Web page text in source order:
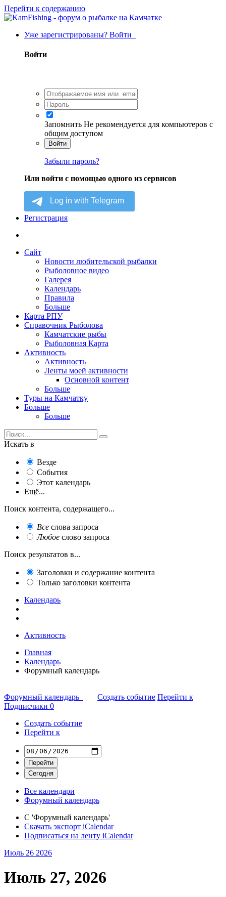
Перейти к содержанию
Уже зарегистрированы? Войти
Войти
Запомнить Не рекомендуется для компьютеров с
общим доступом
Войти
Забыли пароль?
Или войти с помощью одного из сервисов
Регистрация
Сайт
Новости любительской рыбалки
Рыболовное видео
Галерея
Календарь
Правила
Больше
Карта РПУ
Справочник Рыболова
Камчатские рыбы
Рыболовная Карта
Активность
Активность
Ленты моей активности
Основной контент
Больше
Туры на Камчатку
Больше
Больше
Искать в
Везде
События
Этот календарь
Ещё...
Поиск контента, содержащего...
Все слова запроса
Любое слово запроса
Поиск результатов в...
Заголовки и содержание контента
Только заголовки контента
Календарь
Активность
Главная
Календарь
Форумный календарь
Форумный календарь Создать событие Перейти к
Подписчики 0
Создать событие
Перейти к
Все календари
Форумный календарь
С 'Форумный календарь'
Скачать экспорт iCalendar
Подписаться на ленту iCalendar
Июль 26 2026
Июль 27, 2026